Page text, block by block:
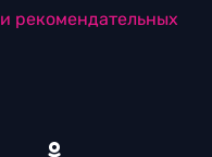
рекомендательных